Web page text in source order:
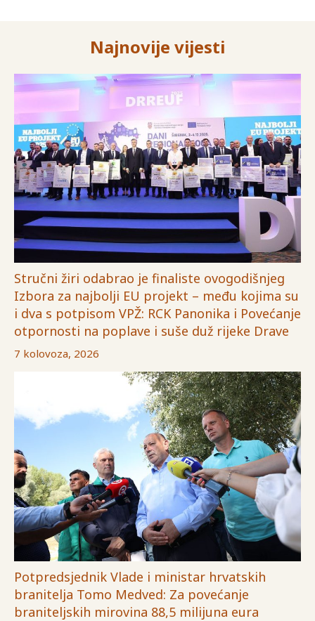
Najnovije vijesti
Stručni žiri odabrao je finaliste ovogodišnjeg
Izbora za najbolji EU projekt – među kojima su
i dva s potpisom VPŽ: RCK Panonika i Povećanje
otpornosti na poplave i suše duž rijeke Drave
7 kolovoza, 2026
Potpredsjednik Vlade i ministar hrvatskih
branitelja Tomo Medved: Za povećanje
braniteljskih mirovina 88,5 milijuna eura